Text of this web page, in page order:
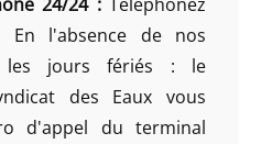
En l'absence de nos
les jours fériés : le
des Eaux vous
d'appel du terminal